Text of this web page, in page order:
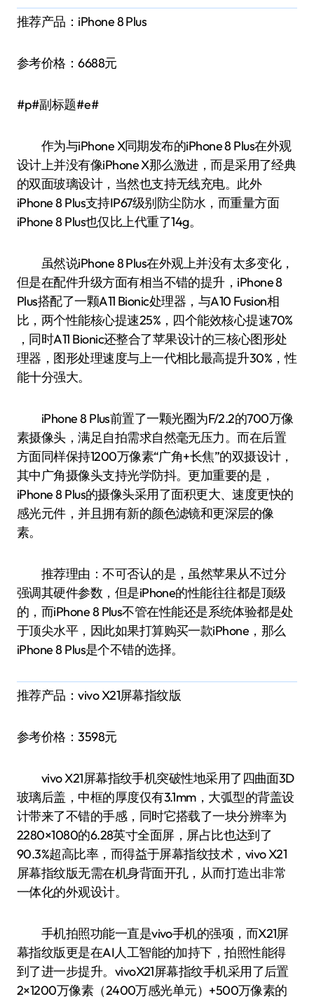
推荐产品：iPhone 8 Plus
参考价格：6688元
#p#副标题#e#
作为与iPhone X同期发布的iPhone 8 Plus在外观
设计上并没有像iPhone X那么激进，而是采用了经典
的双面玻璃设计，当然也支持无线充电。此外
iPhone 8 Plus支持IP67级别防尘防水，而重量方面
iPhone 8 Plus也仅比上代重了14g。
虽然说iPhone 8 Plus在外观上并没有太多变化，
但是在配件升级方面有相当不错的提升，iPhone 8
Plus搭配了一颗A11 Bionic处理器，与A10 Fusion相
比，两个性能核心提速25%，四个能效核心提速70%
，同时A11 Bionic还整合了苹果设计的三核心图形处
理器，图形处理速度与上一代相比最高提升30%，性
能十分强大。
iPhone 8 Plus前置了一颗光圈为F/2.2的700万像
素摄像头，满足自拍需求自然毫无压力。而在后置
方面同样保持1200万像素“广角+长焦”的双摄设计，
其中广角摄像头支持光学防抖。更加重要的是，
iPhone 8 Plus的摄像头采用了面积更大、速度更快的
感光元件，并且拥有新的颜色滤镜和更深层的像
素。
推荐理由：不可否认的是，虽然苹果从不过分
强调其硬件参数，但是iPhone的性能往往都是顶级
的，而iPhone 8 Plus不管在性能还是系统体验都是处
于顶尖水平，因此如果打算购买一款iPhone，那么
iPhone 8 Plus是个不错的选择。
推荐产品：vivo X21屏幕指纹版
参考价格：3598元
vivo X21屏幕指纹手机突破性地采用了四曲面3D
玻璃后盖，中框的厚度仅有3.1mm，大弧型的背盖设
计带来了不错的手感，同时它搭载了一块分辨率为
2280×1080的6.28英寸全面屏，屏占比也达到了
90.3%超高比率，而得益于屏幕指纹技术，vivo X21
屏幕指纹版无需在机身背面开孔，从而打造出非常
一体化的外观设计。
手机拍照功能一直是vivo手机的强项，而X21屏
幕指纹版更是在AI人工智能的加持下，拍照性能得
到了进一步提升。vivoX21屏幕指纹手机采用了后置
2×1200万像素（2400万感光单元）+500万像素的